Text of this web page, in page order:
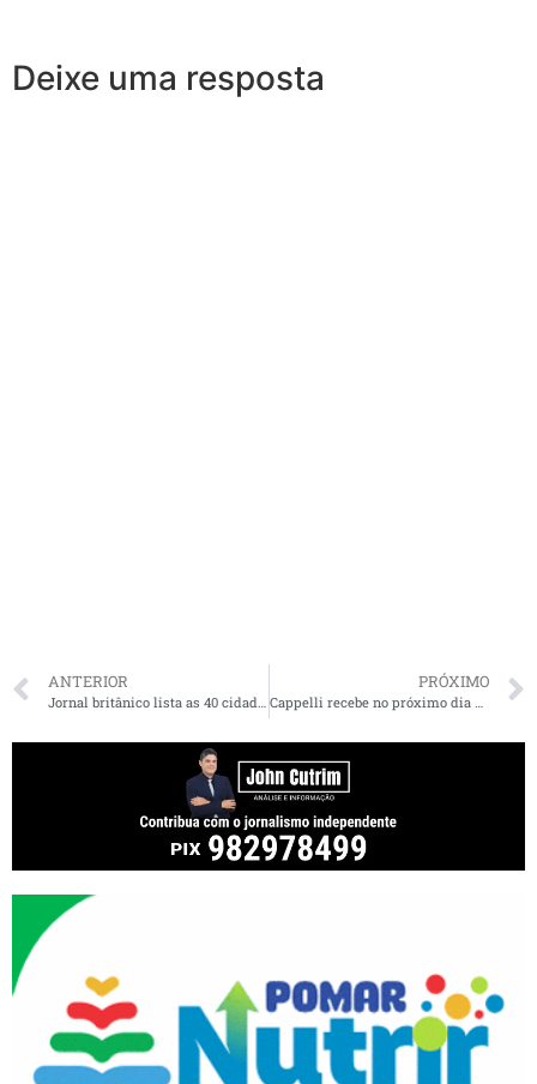
Deixe uma resposta
ANTERIOR
Jornal britânico lista as 40 cidades com mais homicídios no mundo; cidades do Maranhão não figuram
PRÓXIMO
Cappelli recebe no próximo dia 21 Título de Cidadão Maranhense